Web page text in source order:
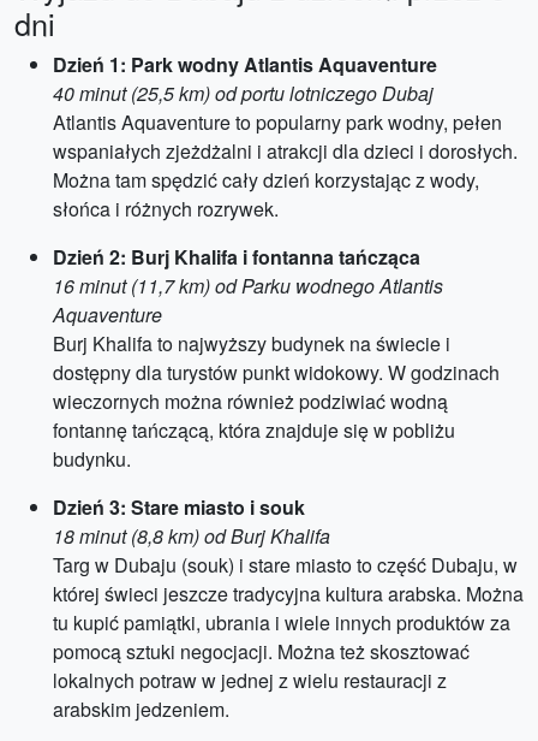
dni
Dzień 1: Park wodny Atlantis Aquaventure
40 minut (25,5 km) od portu lotniczego Dubaj
Atlantis Aquaventure to popularny park wodny, pełen
wspaniałych zjeżdżalni i atrakcji dla dzieci i dorosłych.
Można tam spędzić cały dzień korzystając z wody,
słońca i różnych rozrywek.
Dzień 2: Burj Khalifa i fontanna tańcząca
16 minut (11,7 km) od Parku wodnego Atlantis
Aquaventure
Burj Khalifa to najwyższy budynek na świecie i
dostępny dla turystów punkt widokowy. W godzinach
wieczornych można również podziwiać wodną
fontannę tańczącą, która znajduje się w pobliżu
budynku.
Dzień 3: Stare miasto i souk
18 minut (8,8 km) od Burj Khalifa
Targ w Dubaju (souk) i stare miasto to część Dubaju, w
której świeci jeszcze tradycyjna kultura arabska. Można
tu kupić pamiątki, ubrania i wiele innych produktów za
pomocą sztuki negocjacji. Można też skosztować
lokalnych potraw w jednej z wielu restauracji z
arabskim jedzeniem.